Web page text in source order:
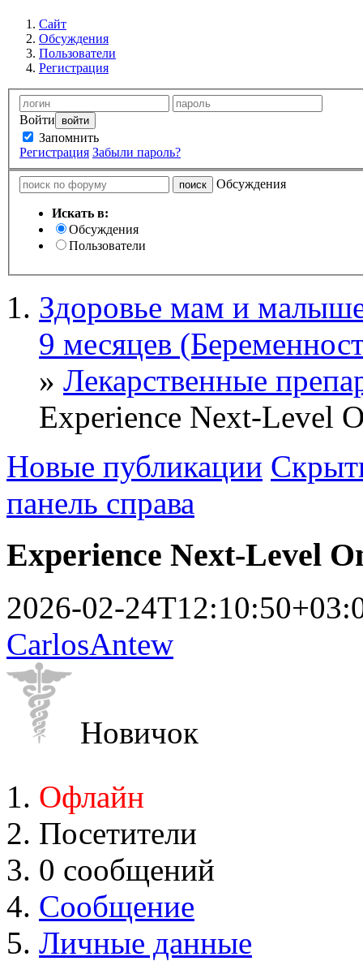
Сайт
Обсуждения
Пользователи
Регистрация
Войти
Запомнить
Регистрация Забыли пароль?
Обсуждения
Искать в:
Обсуждения
Пользователи
Здоровье мам и
9 месяцев
» Лекарственные
Experience Next-Level
Новые публикации
панель справа
Experience Next-Level
2026-02-
CarlosAntew
Новичок
Офлайн
Посетители
0 сообщений
Сообщение
Личные данные